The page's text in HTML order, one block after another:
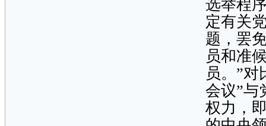
选举程
定有关
题，罢
员和准
员。”
会议”与
权力，